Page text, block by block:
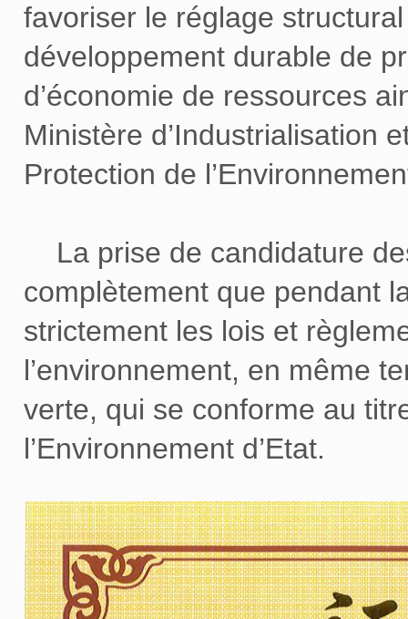
favoriser le réglage
développement durable de
d’économie de ressources
Ministère d’Industrialisation
Protection de
La prise de candidature
complètement que pendant
strictement les lois et
l’environnement, en même
verte, qui se conforme au
l’Environnement d’Etat.